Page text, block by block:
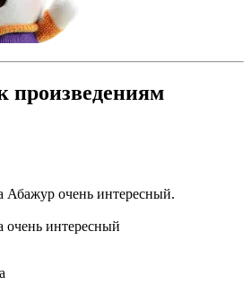
произведениям
Абажур очень интересный.
интересный